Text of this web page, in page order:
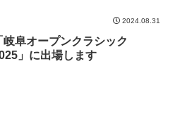
2024.08.31
岐阜オープンクラシック
」に出場します